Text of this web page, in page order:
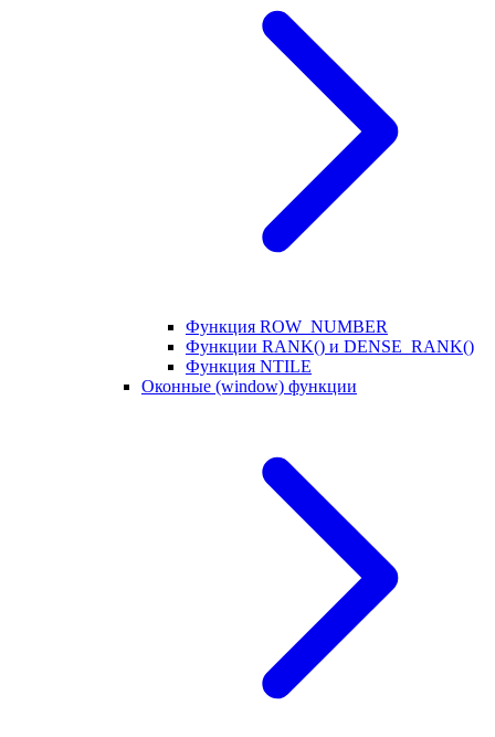
Функция ROW_NUMBER
Функции RANK() и DENSE_RANK()
Функция NTILE
Оконные (window) функции